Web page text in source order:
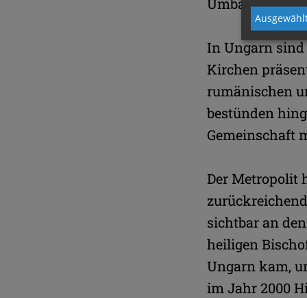
In Ungarn sind
Kirchen
rumänischen
bestünden
Gemeinschaft
Der Metropolit
sichtbar an
heiligen
Ungarn kam,
im Jahr 2000